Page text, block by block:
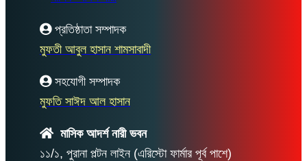
প্রতিষ্ঠাতা সম্পাদক
মুফতী আবুল হাসান শামসাবাদী
সহযোগী সম্পাদক
মুফতি সাঈদ আল হাসান
মাসিক আদর্শ নারী ভবন
১১/১, পুরানা পল্টন লাইন (এরিস্টো ফার্মার পূর্ব পাশে)